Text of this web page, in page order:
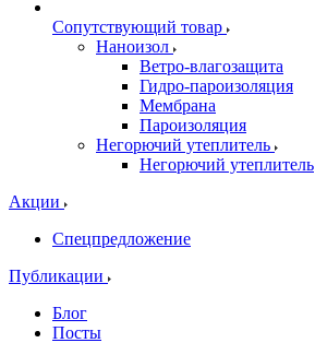
Сопутствующий товар
Наноизол
Ветро-влагозащита
Гидро-пароизоляция
Мембрана
Пароизоляция
Негорючий утеплитель
Негорючий утеплитель
Акции
Спецпредложение
Публикации
Блог
Посты